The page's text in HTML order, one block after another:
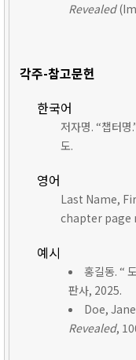
Revealed
각주-참고문헌
한국어
저자명. “챕터명
도.
영어
Last Name,
chapter page
예시
홍길동. “
판사, 2025.
Doe,
Revealed,